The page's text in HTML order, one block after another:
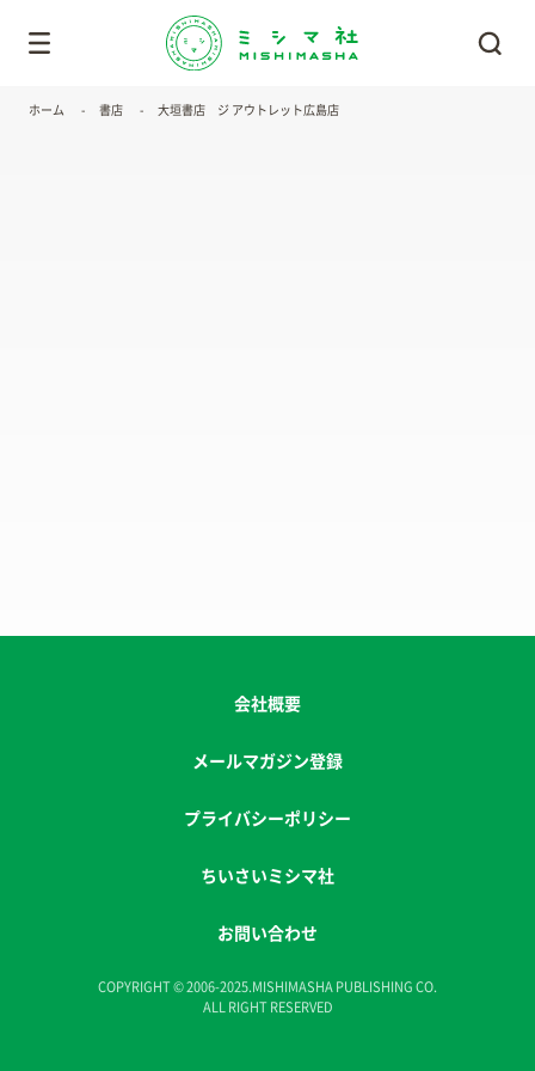
ホーム 書店 大垣書店 ジ アウトレット広島店
会社概要
メールマガジン登録
プライバシーポリシー
ちいさいミシマ社
お問い合わせ
COPYRIGHT © 2006-2025.MISHIMASHA PUBLISHING CO.
ALL RIGHT RESERVED